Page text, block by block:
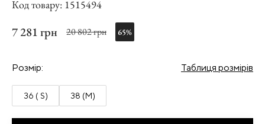
Код товару: 1515494
7 281 грн 20 802 грн 65%
Розмір: Таблиця розмірів
36 ( S) 38 (M)